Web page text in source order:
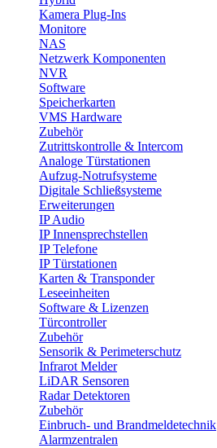
Kamera Plug-Ins
Monitore
NAS
Netzwerk Komponenten
NVR
Software
Speicherkarten
VMS Hardware
Zubehör
Zutrittskontrolle & Intercom
Analoge Türstationen
Aufzug-Notrufsysteme
Digitale Schließsysteme
Erweiterungen
IP Audio
IP Innensprechstellen
IP Telefone
IP Türstationen
Karten & Transponder
Leseeinheiten
Software & Lizenzen
Türcontroller
Zubehör
Sensorik & Perimeterschutz
Infrarot Melder
LiDAR Sensoren
Radar Detektoren
Zubehör
Einbruch- und Brandmeldetechnik
Alarmzentralen